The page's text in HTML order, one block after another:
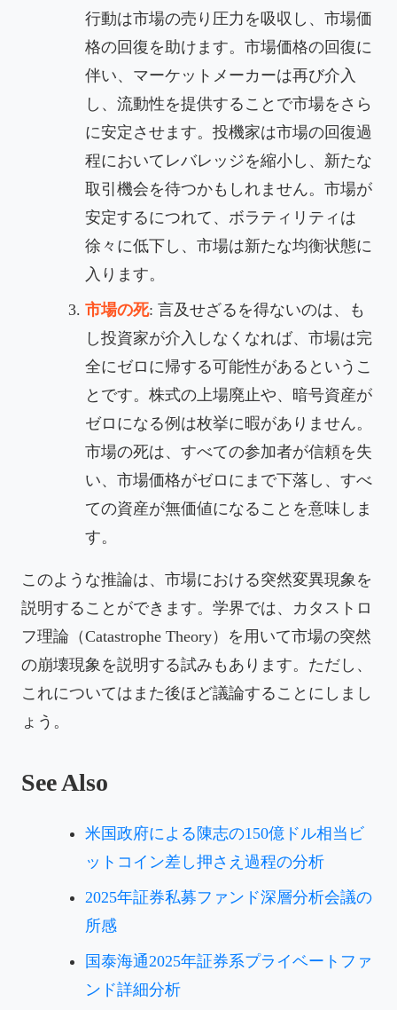
行動は市場の売り圧力を吸収し、市場価
格の回復を助けます。市場価格の回復に
伴い、マーケットメーカーは再び介入
し、流動性を提供することで市場をさら
に安定させます。投機家は市場の回復過
程においてレバレッジを縮小し、新たな
取引機会を待つかもしれません。市場が
安定するにつれて、ボラティリティは
徐々に低下し、市場は新たな均衡状態に
入ります。
市場の死: 言及せざるを得ないのは、も
し投資家が介入しなくなれば、市場は完
全にゼロに帰する可能性があるというこ
とです。株式の上場廃止や、暗号資産が
ゼロになる例は枚挙に暇がありません。
市場の死は、すべての参加者が信頼を失
い、市場価格がゼロにまで下落し、すべ
ての資産が無価値になることを意味しま
す。
このような推論は、市場における突然変異現象を
説明することができます。学界では、カタストロ
フ理論（Catastrophe Theory）を用いて市場の突然
の崩壊現象を説明する試みもあります。ただし、
これについてはまた後ほど議論することにしまし
ょう。
See Also
米国政府による陳志の150億ドル相当ビ
ットコイン差し押さえ過程の分析
2025年証券私募ファンド深層分析会議の
所感
国泰海通2025年証券系プライベートファ
ンド詳細分析